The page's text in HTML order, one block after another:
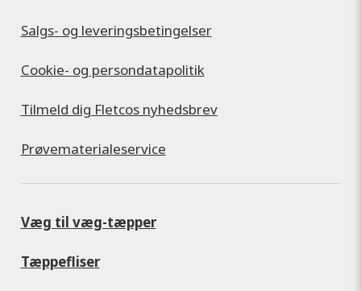
Salgs- og leveringsbetingelser
Cookie- og persondatapolitik
Tilmeld dig Fletcos nyhedsbrev
Prøvematerialeservice
Væg til væg-tæpper
Tæppefliser